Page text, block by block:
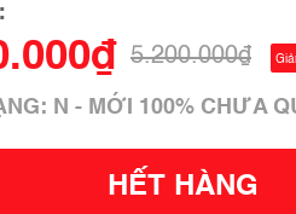
5.200.000₫
N - MỚI 100% CHƯA
HẾT HÀNG